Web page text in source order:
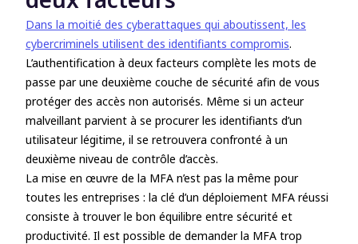
Dans la moitié des cyberattaques qui aboutissent, les
cybercriminels utilisent des identifiants compromis.
L’authentification à deux facteurs complète les mots de
passe par une deuxième couche de sécurité afin de vous
protéger des accès non autorisés. Même si un acteur
malveillant parvient à se procurer les identifiants d’un
utilisateur légitime, il se retrouvera confronté à un
deuxième niveau de contrôle d’accès.
La mise en œuvre de la MFA n’est pas la même pour
toutes les entreprises : la clé d’un déploiement MFA réussi
consiste à trouver le bon équilibre entre sécurité et
productivité. Il est possible de demander la MFA trop